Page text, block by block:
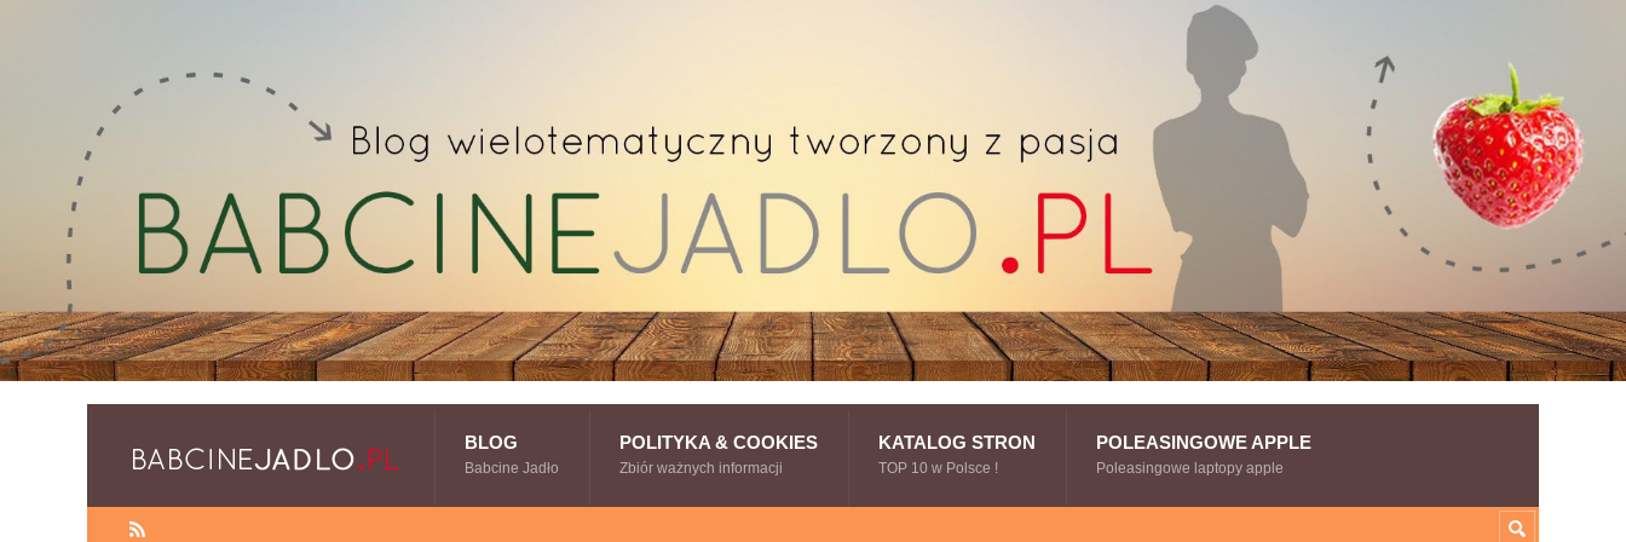
BLOG
Babcine Jadło
POLITYKA & COOKIES
Zbiór ważnych informacji
KATALOG STRON
TOP 10 w Polsce !
POLEASINGOWE APPLE
Poleasingowe laptopy apple